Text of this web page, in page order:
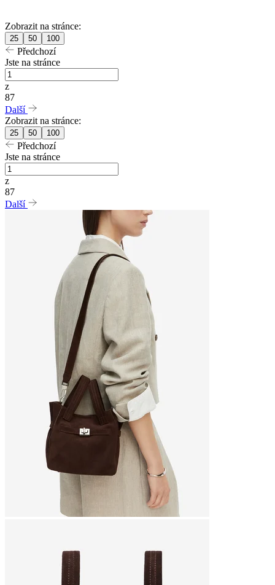
Zobrazit na stránce:
25 50 100
Předchozí
Jste na stránce
z
87
Další
Zobrazit na stránce:
25 50 100
Předchozí
Jste na stránce
z
87
Další